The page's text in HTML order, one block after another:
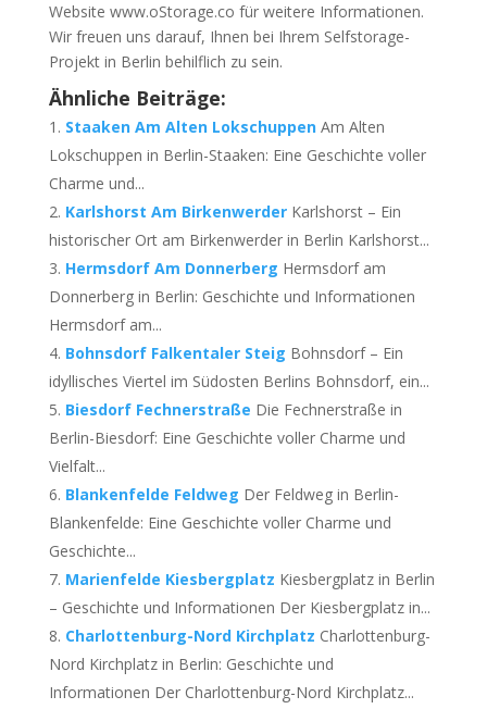
Website www.oStorage.co für weitere Informationen.
Wir freuen uns darauf, Ihnen bei Ihrem Selfstorage-
Projekt in Berlin behilflich zu sein.
Ähnliche Beiträge:
Staaken Am Alten Lokschuppen Am Alten
Lokschuppen in Berlin-Staaken: Eine Geschichte voller
Charme und...
Karlshorst Am Birkenwerder Karlshorst – Ein
historischer Ort am Birkenwerder in Berlin Karlshorst...
Hermsdorf Am Donnerberg Hermsdorf am
Donnerberg in Berlin: Geschichte und Informationen
Hermsdorf am...
Bohnsdorf Falkentaler Steig Bohnsdorf – Ein
idyllisches Viertel im Südosten Berlins Bohnsdorf, ein...
Biesdorf Fechnerstraße Die Fechnerstraße in
Berlin-Biesdorf: Eine Geschichte voller Charme und
Vielfalt...
Blankenfelde Feldweg Der Feldweg in Berlin-
Blankenfelde: Eine Geschichte voller Charme und
Geschichte...
Marienfelde Kiesbergplatz Kiesbergplatz in Berlin
– Geschichte und Informationen Der Kiesbergplatz in...
Charlottenburg-Nord Kirchplatz Charlottenburg-
Nord Kirchplatz in Berlin: Geschichte und
Informationen Der Charlottenburg-Nord Kirchplatz...